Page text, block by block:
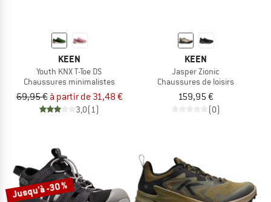
KEEN
Youth KNX T-Toe DS
Chaussures minimalistes
69,95 € à partir de 31,48 €
3,0(1)
KEEN
Jasper Zionic
Chaussures de loisirs
159,95 €
(0)
Jusqu'à -30 %